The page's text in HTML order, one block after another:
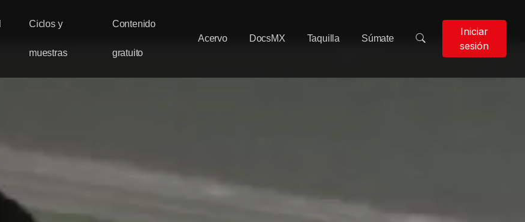
Ciclos y
muestras
Contenido
gratuito
Acervo DocsMX Taquilla Súmate
Iniciar
sesión